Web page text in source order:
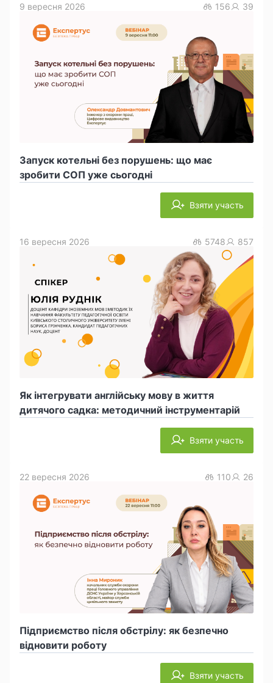
Запуск котельні без порушень: що має
зробити СОП уже сьогодні
9 вересня 2026 156 39
Взяти участь
Як інтегрувати англійську мову в життя
дитячого садка: методичний інструментарій
16 вересня 2026 5748 857
Взяти участь
Підприємство після обстрілу: як безпечно
відновити роботу
22 вересня 2026 110 26
Взяти участь